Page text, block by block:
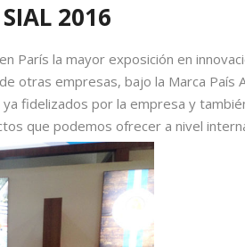
2016
París la mayor exposición en
otras empresas, bajo la Marca País
fidelizados por la empresa y
que podemos ofrecer a nivel